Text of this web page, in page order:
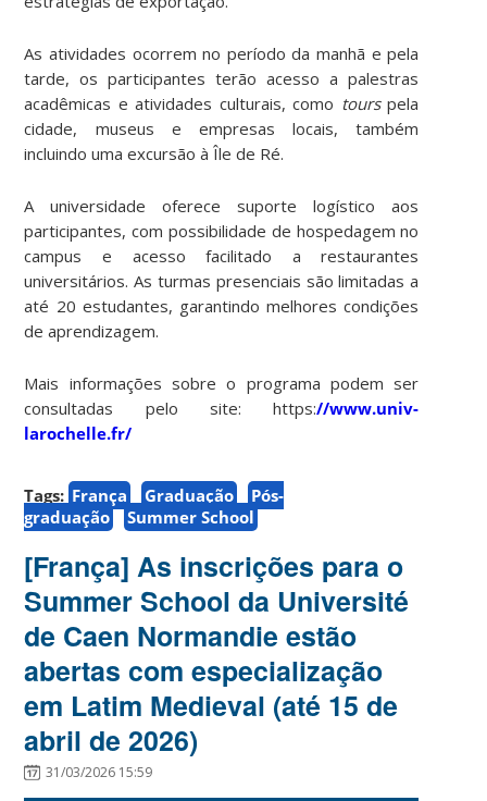
As atividades ocorrem no período da manhã e pela
tarde, os participantes terão acesso a palestras
acadêmicas e atividades culturais, como tourspela
cidade, museus e empresas locais, também
incluindo uma excursão à Île de Ré.
A universidade oferece suporte logístico aos
participantes, com possibilidade de hospedagem no
campus e acesso facilitado a restaurantes
universitários. As turmas presenciais são limitadas a
até 20 estudantes, garantindo melhores condições
de aprendizagem.
Mais informações sobre o programa podem ser
consultadas pelo site: https://www.univ-
larochelle.fr/
Tags: França Graduação
Pós-
graduação
Summer School
[França] As inscrições para o
Summer School da Université
de Caen Normandie estão
abertas com especialização
em Latim Medieval (até 15 de
abril de 2026)
31/03/2026 15:59